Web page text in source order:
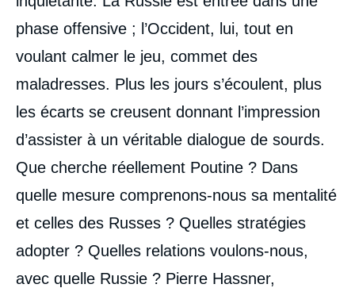
phase offensive ; l’Occident, lui, tout en
voulant calmer le jeu, commet des
maladresses. Plus les jours s’écoulent, plus
les écarts se creusent donnant l’impression
d’assister à un véritable dialogue de sourds.
Que cherche réellement Poutine ? Dans
quelle mesure comprenons-nous sa mentalité
et celles des Russes ? Quelles stratégies
adopter ? Quelles relations voulons-nous,
avec quelle Russie ? Pierre Hassner,
Thomas GOMART, « Ukraine-Russie : vers
une vraie guerre ? », Articles, Ifri, 1 juin
2014.